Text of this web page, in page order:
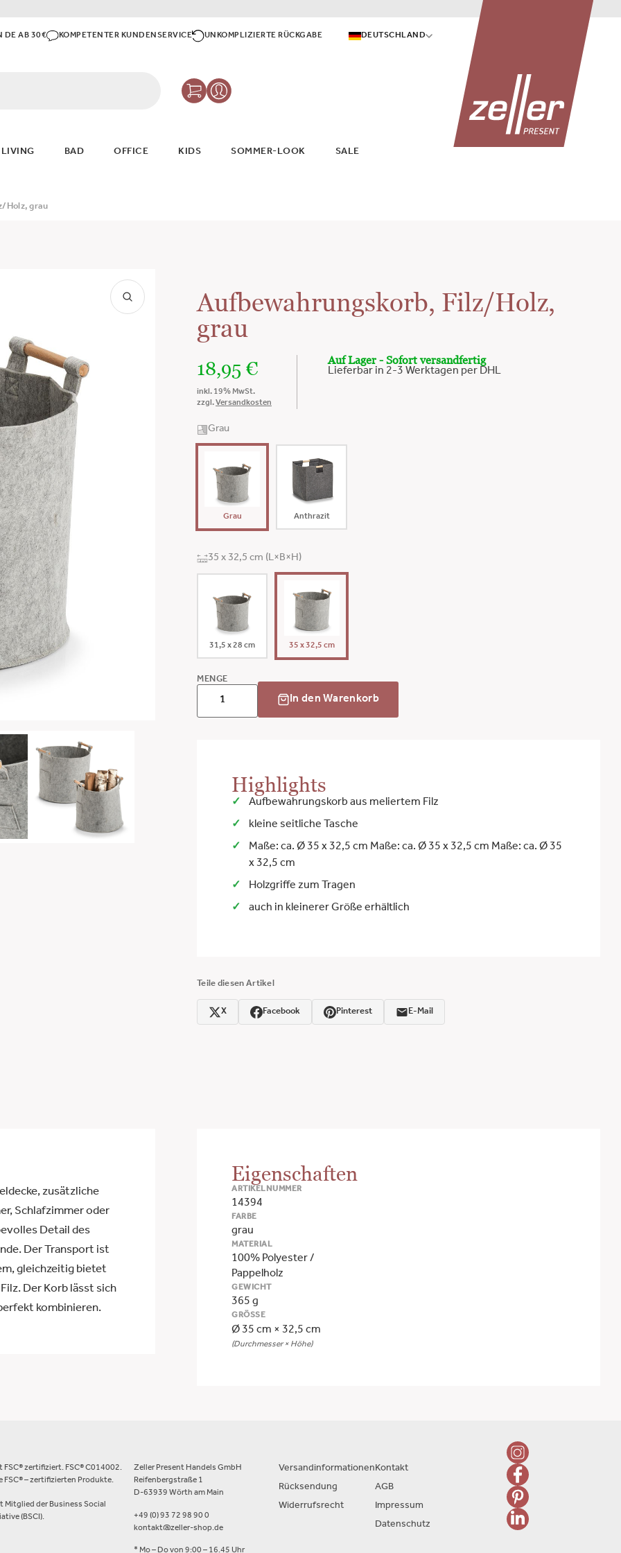
DE AB 30€ KOMPETENTER KUNDENSERVICE UNKOMPLIZIERTE RÜCKGABE DEUTSCHLAND
BAD OFFICE KIDS SOMMER-LOOK SALE
Holz, grau
Aufbewahrungskorb, Filz/Holz,
grau
18,95 €
inkl. 19% MwSt.
zzgl. Versandkosten
Auf Lager - Sofort versandfertig
Lieferbar in 2-3 Werktagen per DHL
Grau
Grau Anthrazit
35 x 32,5 cm (L×B×H)
31,5 x 28 cm 35 x 32,5 cm
MENGE
In den Warenkorb
Highlights
Aufbewahrungskorb aus meliertem Filz
kleine seitliche Tasche
Maße: ca. Ø 35 x 32,5 cm Maße: ca. Ø 35 x 32,5 cm Maße: ca. Ø 35
x 32,5 cm
Holzgriffe zum Tragen
auch in kleinerer Größe erhältlich
Teile diesen Artikel
X Facebook Pinterest E-Mail
zusätzliche
Schlafzimmer oder
Detail des
Der Transport ist
gleichzeitig bietet
Der Korb lässt sich
kombinieren.
Eigenschaften
ARTIKELNUMMER
14394
FARBE
grau
MATERIAL
100% Polyester /
Pappelholz
GEWICHT
365 g
GRÖSSE
Ø 35 cm × 32,5 cm
(Durchmesser × Höhe)
FSC® zertifiziert. FSC® C014002.
FSC® – zertifizierten Produkte.
Mitglied der Business Social
(BSCI).
Zeller Present Handels GmbH
Reifenbergstraße 1
D-63939 Wörth am Main
+49 (0) 93 72 98 90 0
kontakt@zeller-shop.de
* Mo – Do von 9:00 – 16.45 Uhr
Versandinformationen
Rücksendung
Widerrufsrecht
Kontakt
AGB
Impressum
Datenschutz